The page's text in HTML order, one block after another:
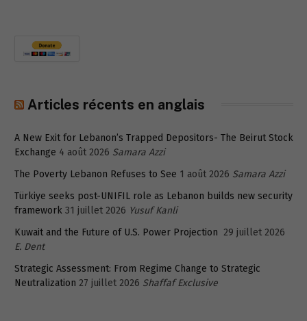
Articles récents en anglais
A New Exit for Lebanon’s Trapped Depositors- The Beirut Stock
Exchange 4 août 2026 Samara Azzi
The Poverty Lebanon Refuses to See 1 août 2026 Samara Azzi
Türkiye seeks post-UNIFIL role as Lebanon builds new security
framework 31 juillet 2026 Yusuf Kanli
Kuwait and the Future of U.S. Power Projection 29 juillet 2026
E. Dent
Strategic Assessment: From Regime Change to Strategic
Neutralization 27 juillet 2026 Shaffaf Exclusive